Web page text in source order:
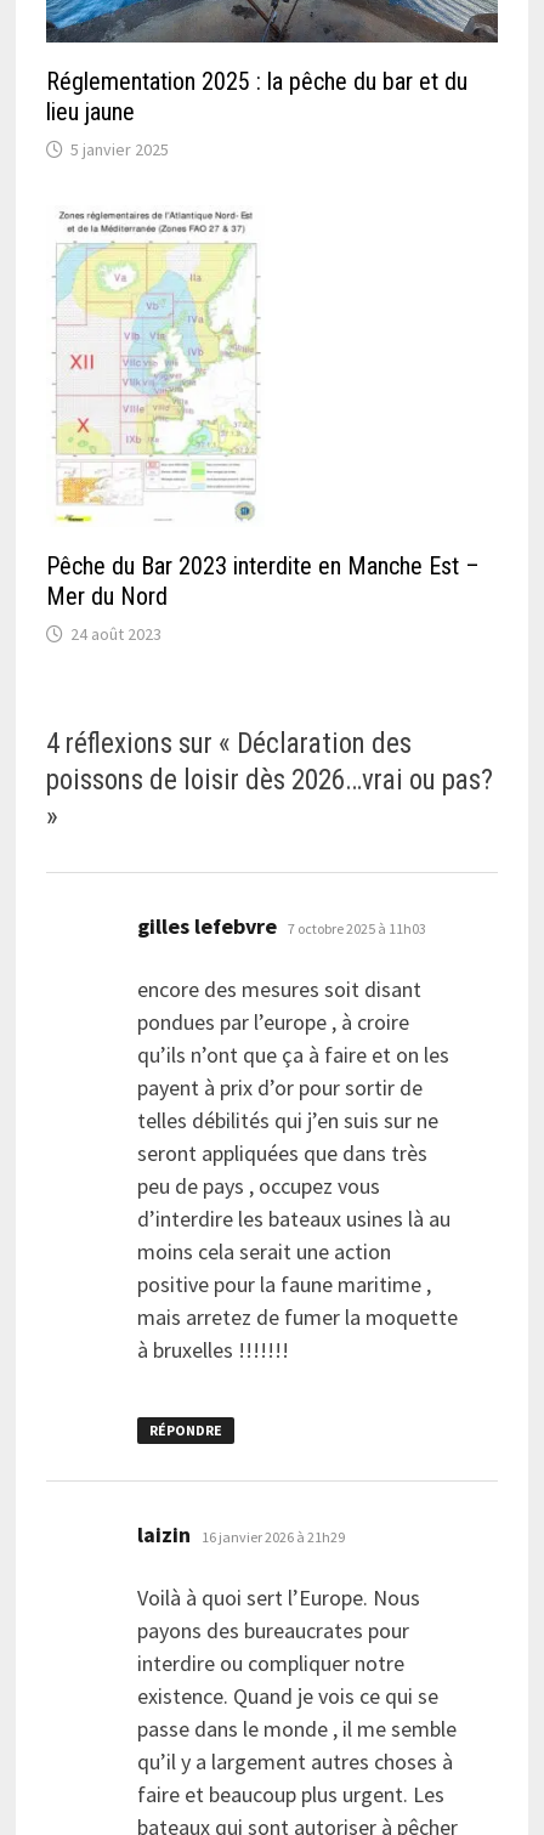
Réglementation 2025 : la pêche du bar et du
lieu jaune
5 janvier 2025
Pêche du Bar 2023 interdite en Manche Est –
Mer du Nord
24 août 2023
4 réflexions sur « Déclaration des
poissons de loisir dès 2026…vrai ou pas?
»
gilles lefebvre dit :
7 octobre 2025 à 11h03
encore des mesures soit disant
pondues par l’europe , à croire
qu’ils n’ont que ça à faire et on les
payent à prix d’or pour sortir de
telles débilités qui j’en suis sur ne
seront appliquées que dans très
peu de pays , occupez vous
d’interdire les bateaux usines là au
moins cela serait une action
positive pour la faune maritime ,
mais arretez de fumer la moquette
à bruxelles !!!!!!!
RÉPONDRE
laizin dit :
16 janvier 2026 à 21h29
Voilà à quoi sert l’Europe. Nous
payons des bureaucrates pour
interdire ou compliquer notre
existence. Quand je vois ce qui se
passe dans le monde , il me semble
qu’il y a largement autres choses à
faire et beaucoup plus urgent. Les
bateaux qui sont autoriser à pêcher